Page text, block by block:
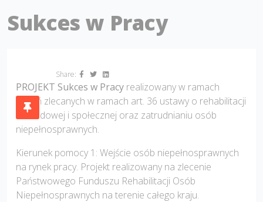
Sukces w Pracy
Share:
PROJEKT Sukces w Pracy realizowany w ramach
zadań zlecanych w ramach art. 36 ustawy o rehabilitacji
Zawodowej i społecznej oraz zatrudnianiu osób
niepełnosprawnych.
Kierunek pomocy 1: Wejście osób niepełnosprawnych
na rynek pracy. Projekt realizowany na zlecenie
Państwowego Funduszu Rehabilitacji Osób
Niepełnosprawnych na terenie całego kraju.